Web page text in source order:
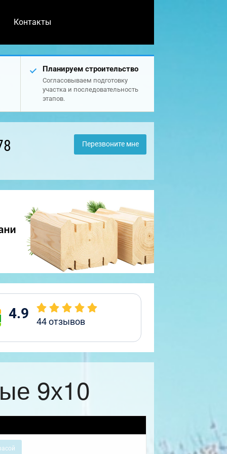
Контакты
Планируем строительство
Согласовываем подготовку
участка и последовательность
этапов.
Перезвоните мне
4.9 44отзывов
9х10